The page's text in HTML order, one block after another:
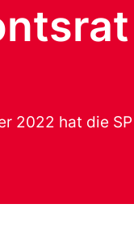
2022 hat die